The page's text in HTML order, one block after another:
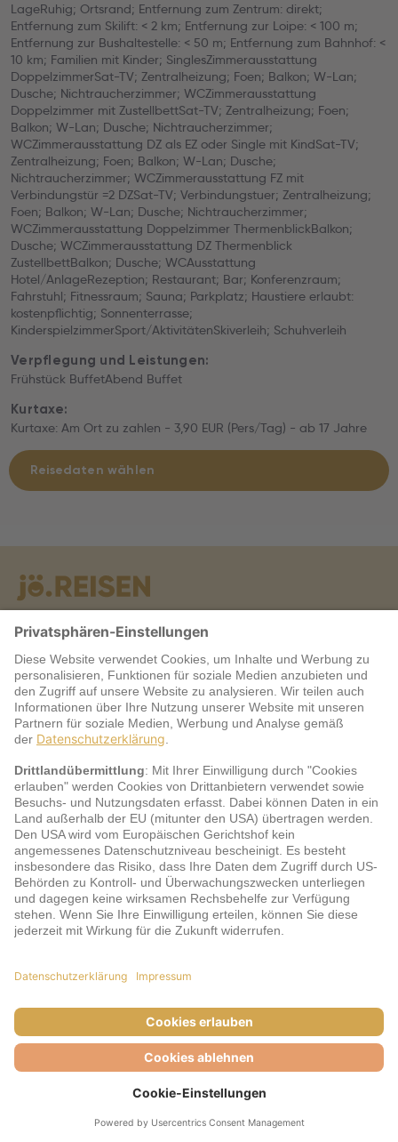
LageRuhig; Ortsrand; Entfernung zum Zentrum: direkt;
Entfernung zum Skilift: < 2 km; Entfernung zur Loipe: < 100 m;
Entfernung zur Bushaltestelle: < 50 m; Entfernung zum Bahnhof: <
10 km; Familien mit Kinder; SinglesZimmerausstattung
DoppelzimmerSat-TV; Zentralheizung; Foen; Balkon; W-Lan;
Dusche; Nichtraucherzimmer; WCZimmerausstattung
Doppelzimmer mit ZustellbettSat-TV; Zentralheizung; Foen;
Balkon; W-Lan; Dusche; Nichtraucherzimmer;
WCZimmerausstattung DZ als EZ oder Single mit KindSat-TV;
Zentralheizung; Foen; Balkon; W-Lan; Dusche;
Nichtraucherzimmer; WCZimmerausstattung FZ mit
Verbindungstür =2 DZSat-TV; Verbindungstuer; Zentralheizung;
Foen; Balkon; W-Lan; Dusche; Nichtraucherzimmer;
WCZimmerausstattung Doppelzimmer ThermenblickBalkon;
Dusche; WCZimmerausstattung DZ Thermenblick
ZustellbettBalkon; Dusche; WCAusstattung
Hotel/AnlageRezeption; Restaurant; Bar; Konferenzraum;
Fahrstuhl; Fitnessraum; Sauna; Parkplatz; Haustiere erlaubt:
kostenpflichtig; Sonnenterrasse;
KinderspielzimmerSport/AktivitätenSkiverleih; Schuhverleih
Verpflegung und Leistungen:
Frühstück BuffetAbend Buffet
Kurtaxe:
Kurtaxe: Am Ort zu zahlen - 3,90 EUR (Pers/Tag) - ab 17 Jahre
Reisedaten wählen
Warum jö?
Service
jö Bonus Club Partner
Zahlungsarten & Sicherheit
AGB
Datenschutz